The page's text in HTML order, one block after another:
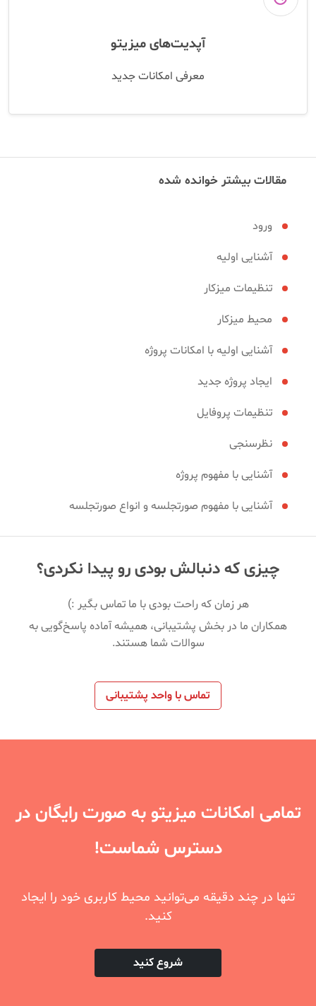
آپدیت‌های میزیتو
معرفی امکانات جدید
مقالات بیشتر خوانده شده
ورود
آشنایی اولیه
تنظیمات میزکار
محیط میزکار
آشنایی اولیه با امکانات پروژه
ایجاد پروژه جدید
تنظیمات پروفایل
نظرسنجی
آشنایی با مفهوم پروژه
آشنایی با مفهوم صورتجلسه و انواع صورتجلسه
چیزی که دنبالش بودی رو پیدا نکردی؟
هر زمان که راحت بودی با ما تماس بگیر :)
همکاران ما در بخش پشتیبانی، همیشه آماده پاسخ‌گویی به
سوالات شما هستند.
تماس با واحد پشتیبانی
تمامی امکانات میزیتو به صورت رایگان در
دسترس شماست!
تنها در چند دقیقه می‌توانید محیط کاربری خود را ایجاد
کنید.
شروع کنید